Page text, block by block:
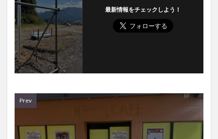
最新情報をチェックしよう！
Prev